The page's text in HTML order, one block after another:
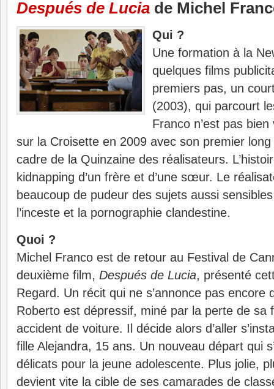
Después de Lucia de Michel
Qui ?
Une formation à la
quelques films
premiers pas, un
(2003), qui parcourt
Franco n’est pas bien
sur la Croisette en 2009 avec son premier long
cadre de la Quinzaine des réalisateurs.
kidnapping d’un frère et d’une sœur. Le
beaucoup de pudeur des sujets aussi
l’inceste et la pornographie clandestine.
Quoi ?
Michel Franco est de retour au Festival de
deuxième film, Después de Lucia, présenté
Regard. Un récit qui ne s’annonce pas encore
Roberto est dépressif, miné par la perte de sa
accident de voiture. Il décide alors d’aller
fille Alejandra, 15 ans. Un nouveau départ qui
délicats pour la jeune adolescente. Plus jolie,
devient vite la cible de ses camarades de